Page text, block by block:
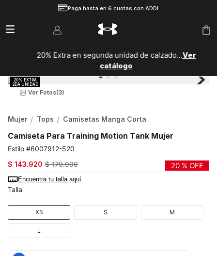
Paga hasta en 6 cuotas con ADDI
20% Extra en segunda unidad de calzado...Ver
catálogo
Ver Fotos(3)
Mujer Tops Camisetas Manga Corta
Camiseta Para Training Motion Tank Mujer
6007912-520
$ 143.920 $ 179.900 20 % OFF
Encuentra tu talla aquí
Talla
XS S M
L